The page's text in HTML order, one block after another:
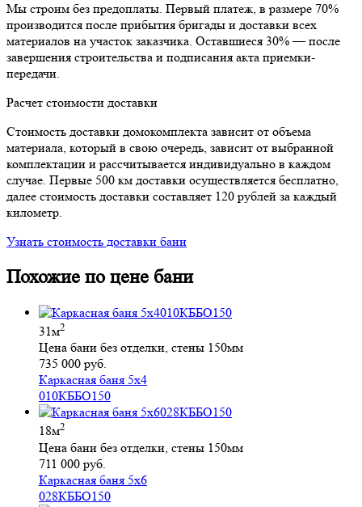
Мы строим без предоплаты. Первый платеж, в размере 70%
производится после прибытия бригады и доставки всех
материалов на участок заказчика. Оставшиеся 30% — после
завершения строительства и подписания акта приемки-
передачи.
Расчет стоимости доставки
Стоимость доставки домокомплекта зависит от объема
материала, который в свою очередь, зависит от выбранной
комплектации и рассчитывается индивидуально в каждом
случае. Первые 500 км доставки осуществляется бесплатно,
далее стоимость доставки составляет 120 рублей за каждый
километр.
Узнать стоимость доставки бани
Похожие по цене бани
31м2
Цена бани без отделки, стены 150мм
735 000 руб.
Каркасная баня 5х4
010КББО150
18м2
Цена бани без отделки, стены 150мм
711 000 руб.
Каркасная баня 5х6
028КББО150